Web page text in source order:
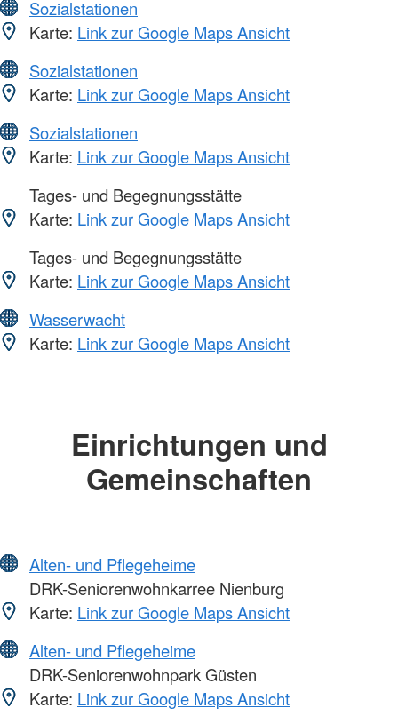
Sozialstationen
Karte: Link zur Google Maps Ansicht
Sozialstationen
Karte: Link zur Google Maps Ansicht
Sozialstationen
Karte: Link zur Google Maps Ansicht
Tages- und Begegnungsstätte
Karte: Link zur Google Maps Ansicht
Tages- und Begegnungsstätte
Karte: Link zur Google Maps Ansicht
Wasserwacht
Karte: Link zur Google Maps Ansicht
Einrichtungen und
Gemeinschaften
Alten- und Pflegeheime
DRK-Seniorenwohnkarree Nienburg
Karte: Link zur Google Maps Ansicht
Alten- und Pflegeheime
DRK-Seniorenwohnpark Güsten
Karte: Link zur Google Maps Ansicht